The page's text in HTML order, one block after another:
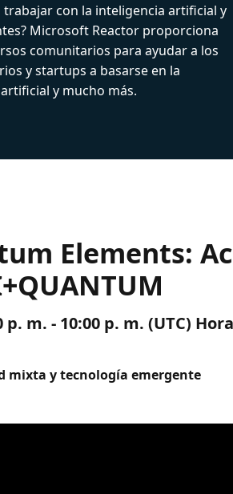
trabajar con la inteligencia artificial y
Microsoft Reactor proporciona
comunitarios para ayudar a los
y startups a basarse en la
y mucho más.
Elements:
p. m. - 10:00 p. m. (UTC)
mixta y tecnología emergente